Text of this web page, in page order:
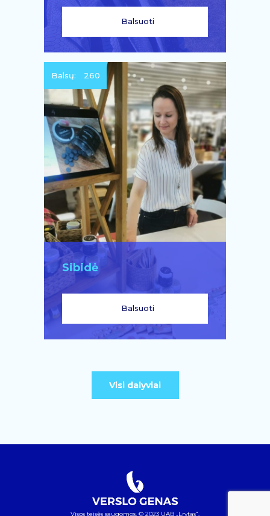
Balsuoti
Balsų: 260
Sibidė
Balsuoti
Visi dalyviai
Visos teisės saugomos. © 2023 UAB „Lrytas“.